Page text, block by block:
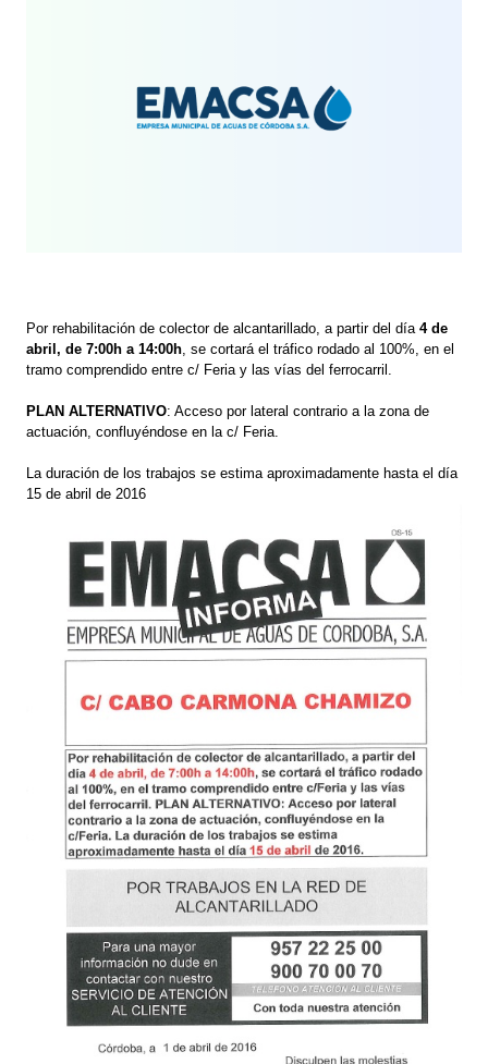
Por rehabilitación de colector de alcantarillado, a partir del día4 de
abril, de 7:00h a 14:00h , se cortará el tráfico rodado al 100%, en el
tramo comprendido entre c/ Feria y las vías del ferrocarril.
PLAN ALTERNATIVO: Acceso por lateral contrario a la zona de
actuación, confluyéndose en la c/ Feria.
La duración de los trabajos se estima aproximadamente hasta el día
15 de abril de 2016